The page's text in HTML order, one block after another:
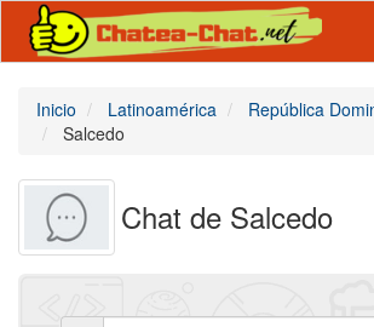
Inicio Latinoamérica
República
Salcedo
Chat de Salcedo